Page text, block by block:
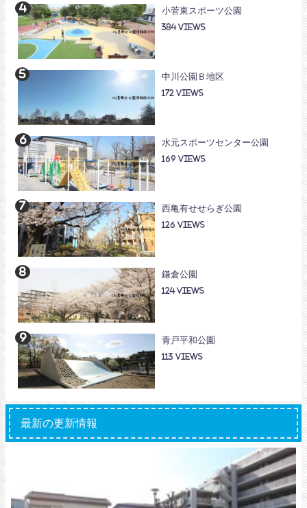
小菅東スポーツ公園
384
中川公園Ｂ地区
172
水元スポーツセンター公園
169
西亀有せせらぎ公園
126
鎌倉公園
124
青戸平和公園
113
最新の更新情報